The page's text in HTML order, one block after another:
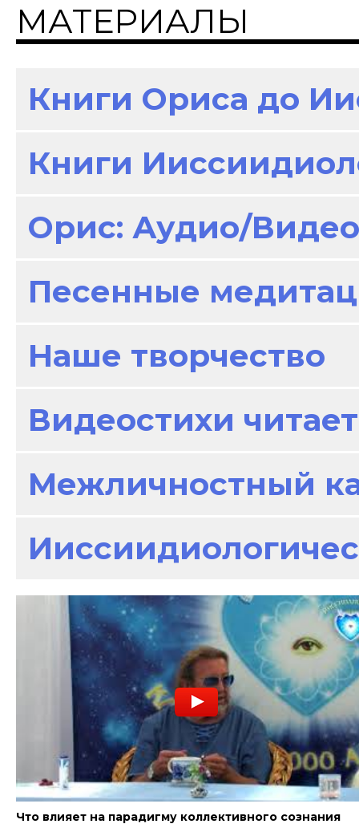
МАТЕРИАЛЫ
Книги Ориса до
Книги
Орис: Аудио/
Песенные
Наше творчество
Видеостихи
Межличностный
Что влияет на парадигму коллективного сознания